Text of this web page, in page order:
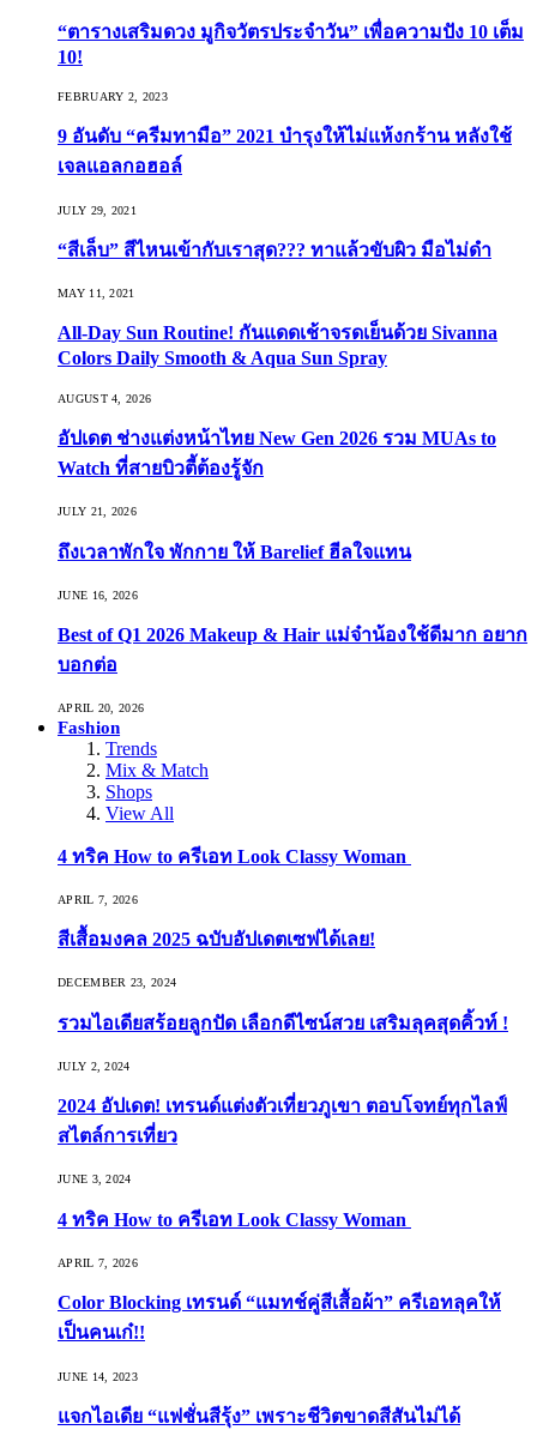
“ตารางเสริมดวง มูกิจวัตรประจำวัน” เพื่อความปัง 10 เต็ม
10!
FEBRUARY 2, 2023
9 อันดับ “ครีมทามือ” 2021 บำรุงให้ไม่แห้งกร้าน หลังใช้
เจลแอลกอฮอล์
JULY 29, 2021
“สีเล็บ” สีไหนเข้ากับเราสุด??? ทาแล้วขับผิว มือไม่ดำ
MAY 11, 2021
All-Day Sun Routine! กันแดดเช้าจรดเย็นด้วย Sivanna
Colors Daily Smooth & Aqua Sun Spray
AUGUST 4, 2026
อัปเดต ช่างแต่งหน้าไทย New Gen 2026 รวม MUAs to
Watch ที่สายบิวตี้ต้องรู้จัก
JULY 21, 2026
ถึงเวลาพักใจ พักกาย ให้ Barelief ฮีลใจแทน
JUNE 16, 2026
Best of Q1 2026 Makeup & Hair แม่จ๋าน้องใช้ดีมาก อยาก
บอกต่อ
APRIL 20, 2026
Fashion
Trends
Mix & Match
Shops
View All
4 ทริค How to ครีเอท Look Classy Woman
APRIL 7, 2026
สีเสื้อมงคล 2025 ฉบับอัปเดตเซฟได้เลย!
DECEMBER 23, 2024
รวมไอเดียสร้อยลูกปัด เลือกดีไซน์สวย เสริมลุคสุดคิ้วท์ !
JULY 2, 2024
2024 อัปเดต! เทรนด์แต่งตัวเที่ยวภูเขา ตอบโจทย์ทุกไลฟ์
สไตล์การเที่ยว
JUNE 3, 2024
4 ทริค How to ครีเอท Look Classy Woman
APRIL 7, 2026
Color Blocking เทรนด์ “แมทช์คู่สีเสื้อผ้า” ครีเอทลุคให้
เป็นคนเก๋!!
JUNE 14, 2023
แจกไอเดีย “แฟชั่นสีรุ้ง” เพราะชีวิตขาดสีสันไม่ได้